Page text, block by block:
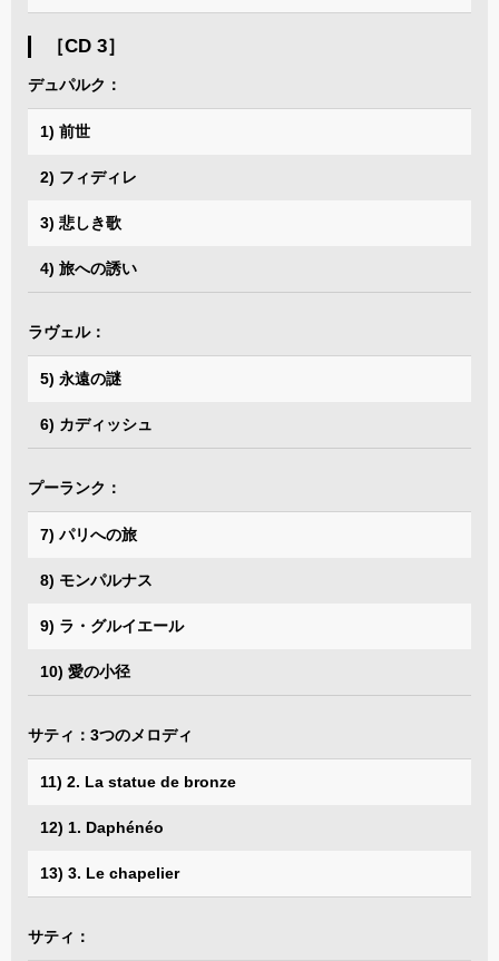
［CD 3］
デュパルク：
1) 前世
2) フィディレ
3) 悲しき歌
4) 旅への誘い
ラヴェル：
5) 永遠の謎
6) カディッシュ
プーランク：
7) パリへの旅
8) モンパルナス
9) ラ・グルイエール
10) 愛の小径
サティ：3つのメロディ
11) 2. La statue de bronze
12) 1. Daphénéo
13) 3. Le chapelier
サティ：